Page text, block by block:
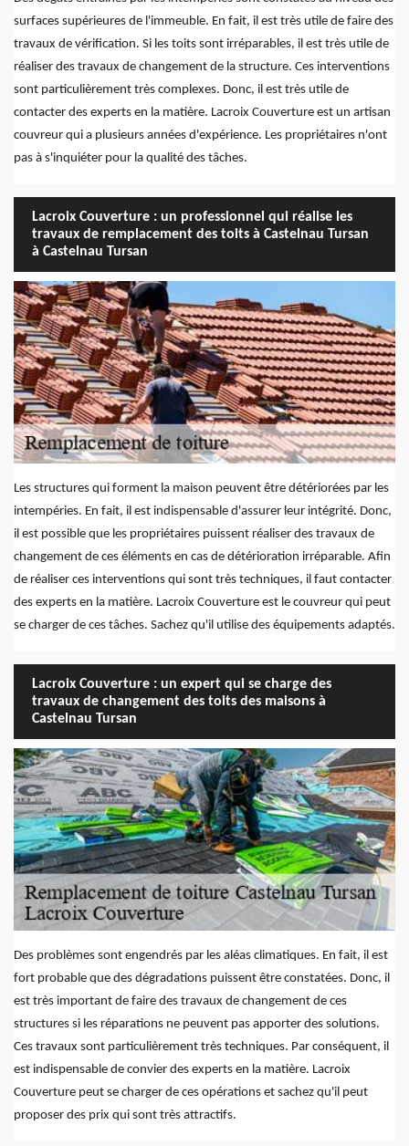
surfaces supérieures de l'immeuble. En fait, il est très utile de faire des
travaux de vérification. Si les toits sont irréparables, il est très utile de
réaliser des travaux de changement de la structure. Ces interventions
sont particulièrement très complexes. Donc, il est très utile de
contacter des experts en la matière. Lacroix Couverture est un artisan
couvreur qui a plusieurs années d'expérience. Les propriétaires n'ont
pas à s'inquiéter pour la qualité des tâches.
Lacroix Couverture : un professionnel qui réalise les
travaux de remplacement des toits à Castelnau Tursan
à Castelnau Tursan
Les structures qui forment la maison peuvent être détériorées par les
intempéries. En fait, il est indispensable d'assurer leur intégrité. Donc,
il est possible que les propriétaires puissent réaliser des travaux de
changement de ces éléments en cas de détérioration irréparable. Afin
de réaliser ces interventions qui sont très techniques, il faut contacter
des experts en la matière. Lacroix Couverture est le couvreur qui peut
se charger de ces tâches. Sachez qu'il utilise des équipements adaptés.
Lacroix Couverture : un expert qui se charge des
travaux de changement des toits des maisons à
Castelnau Tursan
Des problèmes sont engendrés par les aléas climatiques. En fait, il est
fort probable que des dégradations puissent être constatées. Donc, il
est très important de faire des travaux de changement de ces
structures si les réparations ne peuvent pas apporter des solutions.
Ces travaux sont particulièrement très techniques. Par conséquent, il
est indispensable de convier des experts en la matière. Lacroix
Couverture peut se charger de ces opérations et sachez qu'il peut
proposer des prix qui sont très attractifs.